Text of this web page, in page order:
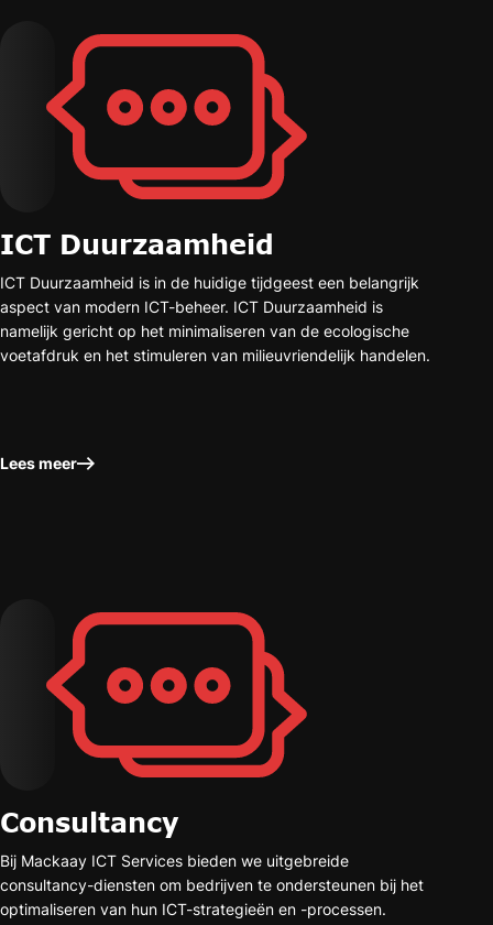
ICT Duurzaamheid
ICT Duurzaamheid is in de huidige tijdgeest een belangrijk
aspect van modern ICT-beheer. ICT Duurzaamheid is
namelijk gericht op het minimaliseren van de ecologische
voetafdruk en het stimuleren van milieuvriendelijk handelen.
Lees meer
Consultancy
Bij Mackaay ICT Services bieden we uitgebreide
consultancy-diensten om bedrijven te ondersteunen bij het
optimaliseren van hun ICT-strategieën en -processen.